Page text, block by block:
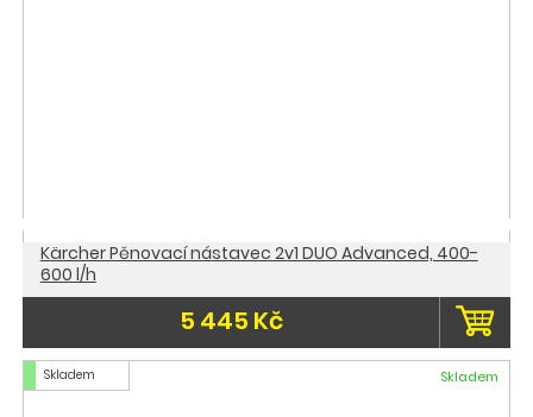
Kärcher Pěnovací nástavec 2v1 DUO Advanced, 400-
600 l/h
5 445 Kč
Skladem Skladem